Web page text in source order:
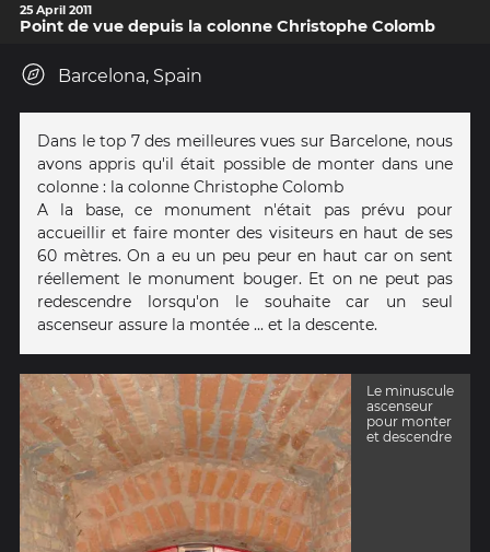
25 April 2011
Point de vue depuis la colonne Christophe Colomb
Barcelona, Spain
Dans le top 7 des meilleures vues sur Barcelone, nous
avons appris qu'il était possible de monter dans une
colonne : la colonne Christophe Colomb
A la base, ce monument n'était pas prévu pour
accueillir et faire monter des visiteurs en haut de ses
60 mètres. On a eu un peu peur en haut car on sent
réellement le monument bouger. Et on ne peut pas
redescendre lorsqu'on le souhaite car un seul
ascenseur assure la montée ... et la descente.
Le minuscule
ascenseur
pour monter
et descendre